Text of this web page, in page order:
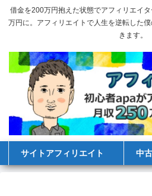
借金を200万円抱えた状態でアフィリエイ
万円に。アフィリエイトで人生を逆転した
きます。
サイトアフィリエイト 中